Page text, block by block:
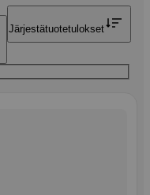
Järjestätuotetulokset